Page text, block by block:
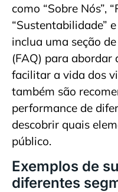
como “Sobre Nós”,
“Sustentabilidade”
inclua uma seção
(FAQ) para abordar
facilitar a vida dos
também são
performance de
descobrir quais
público.
Exemplos de
diferentes